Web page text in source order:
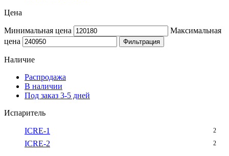
Цена
Минимальная цена
Максимальная
цена
Фильтрация
Наличие
Распродажа
В наличии
Под заказ 3-5 дней
Испаритель
ICRE-1 2
ICRE-2 2